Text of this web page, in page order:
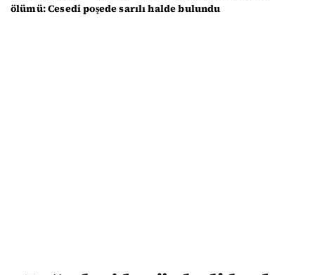
ölümü: Cesedi poşede sarılı halde bulundu